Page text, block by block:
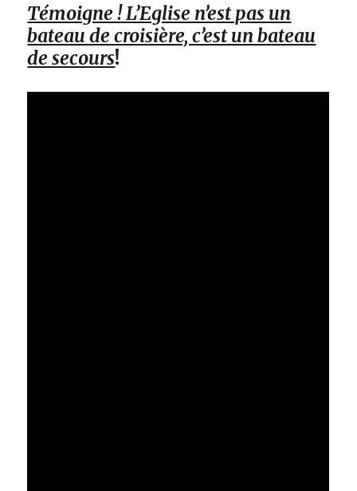
Témoigne ! L’Eglise n’est pas un
bateau de croisière, c’est un bateau
de secours!